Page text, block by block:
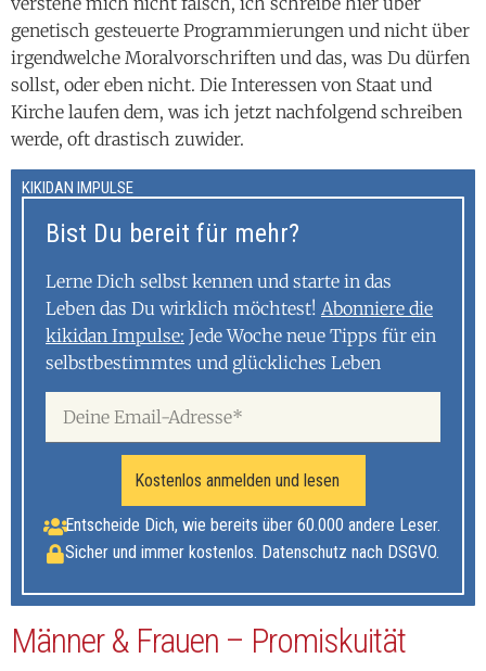
genetisch gesteuerte Programmierungen und nicht über
irgendwelche Moralvorschriften und das, was Du dürfen
sollst, oder eben nicht. Die Interessen von Staat und
Kirche laufen dem, was ich jetzt nachfolgend schreiben
werde, oft drastisch zuwider.
KIKIDAN IMPULSE
Bist Du bereit für mehr?
Lerne Dich selbst kennen und starte in das
Leben das Du wirklich möchtest! Abonniere die
kikidan Impulse: Jede Woche neue Tipps für ein
selbstbestimmtes und glückliches Leben
Kostenlos anmelden und lesen
Entscheide Dich, wie bereits über 60.000 andere Leser.
Sicher und immer kostenlos. Datenschutz nach DSGVO.
Männer & Frauen – Promiskuität